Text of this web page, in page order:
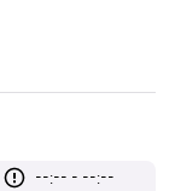
--:-- - --:--